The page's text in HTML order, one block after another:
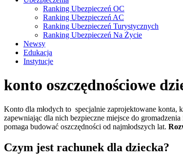
Ranking Ubezpieczeń OC
Ranking Ubezpieczeń AC
Ranking Ubezpieczeń Turystycznych
Ranking Ubezpieczeń Na Życie
Newsy
Edukacja
Instytucje
konto oszczędnościowe
Konto dla młodych to specjalnie zaprojektowane konta,
zapewniając dla nich bezpieczne miejsce do
pomaga budować oszczędności od najmłodszych lat.
Czym jest rachunek dla dziecka?